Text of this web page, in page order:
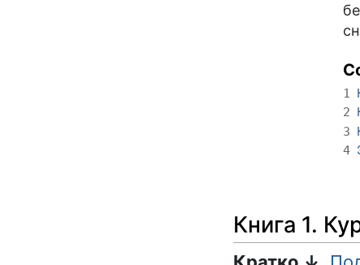
1
2
3
4
Книга 1.